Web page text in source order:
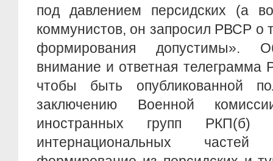
под давлением персидских (а
коммунистов, он запросил РВСР о
формирования допустимы».
внимание и ответная телеграмма
чтобы быть опубликованной
заключению Военной
иностранных групп РКП(б)
интернациональных